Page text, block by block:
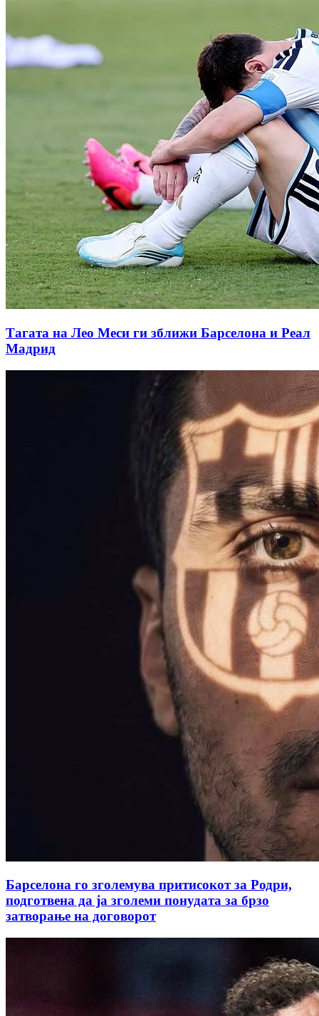
Тагата на Лео Меси ги зближи Барселона и Реал
Мадрид
Барселона го зголемува притисокот за Родри,
подготвена да ја зголеми понудата за брзо
затворање на договорот